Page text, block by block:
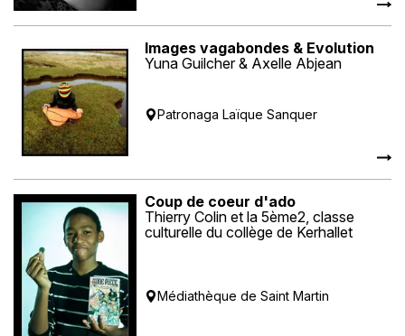
Images vagabondes & Evolution
Yuna Guilcher & Axelle Abjean
Patronaga Laïque Sanquer
Coup de coeur d'ado
Thierry Colin et la 5ème2, classe
culturelle du collège de Kerhallet
Médiathèque de Saint Martin